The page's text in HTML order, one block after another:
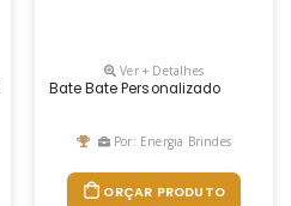
25 X 10 Cm, Cor Variad,materia Prima
Ver + Detalhes
Bate Bate Personalizado
Por: Energia Brindes
ORÇAR PRODUTO